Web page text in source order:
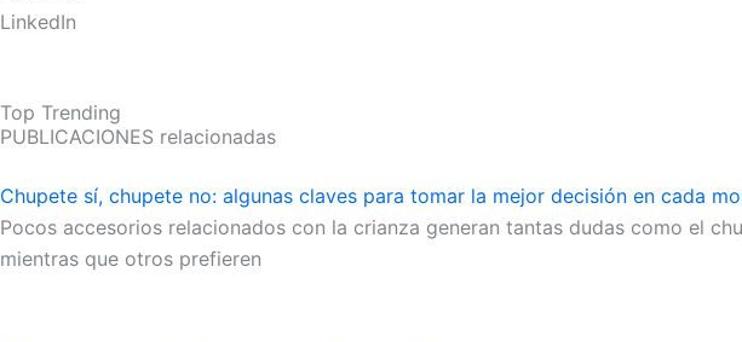
LinkedIn
Top Trending
PUBLICACIONES relacionadas
Chupete sí, chupete no: algunas claves para tomar la mejor decisión en cada
Pocos accesorios relacionados con la crianza generan tantas dudas como el
mientras que otros prefieren